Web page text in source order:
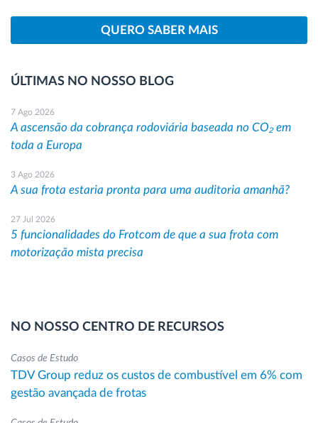
QUERO SABER MAIS
ÚLTIMAS NO NOSSO BLOG
7 Ago 2026
A ascensão da cobrança rodoviária baseada no CO₂ em
toda a Europa
3 Ago 2026
A sua frota estaria pronta para uma auditoria amanhã?
27 Jul 2026
5 funcionalidades do Frotcom de que a sua frota com
motorização mista precisa
NO NOSSO CENTRO DE RECURSOS
Casos de Estudo
TDV Group reduz os custos de combustível em 6% com
gestão avançada de frotas